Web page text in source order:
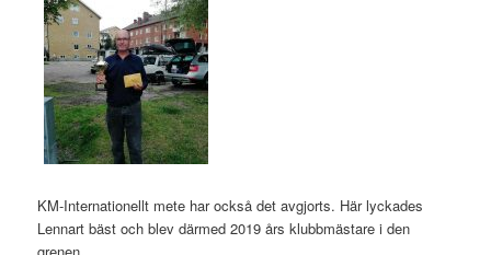
KM-Internationellt mete har också det avgjorts. Här lyckades
Lennart bäst och blev därmed 2019 års klubbmästare i den
grenen.